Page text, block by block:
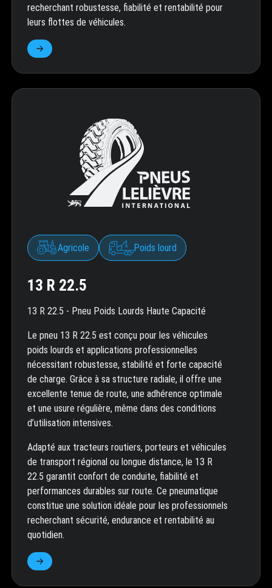
recherchant robustesse, fiabilité et rentabilité pour
leurs flottes de véhicules.
Agricole Poids lourd
13 R 22.5
13 R 22.5 - Pneu Poids Lourds Haute Capacité
Le pneu 13 R 22.5 est conçu pour les véhicules
poids lourds et applications professionnelles
nécessitant robustesse, stabilité et forte capacité
de charge. Grâce à sa structure radiale, il offre une
excellente tenue de route, une adhérence optimale
et une usure régulière, même dans des conditions
d’utilisation intensives.
Adapté aux tracteurs routiers, porteurs et véhicules
de transport régional ou longue distance, le 13 R
22.5 garantit confort de conduite, fiabilité et
performances durables sur route. Ce pneumatique
constitue une solution idéale pour les professionnels
recherchant sécurité, endurance et rentabilité au
quotidien.